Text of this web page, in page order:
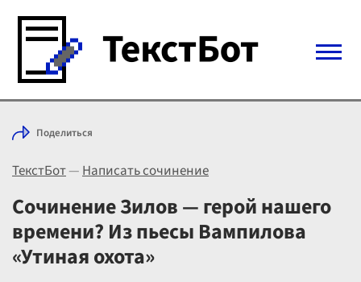
Войти с Telegram
Выбрать режим
Цены
Поделиться
ТекстБот—Написать сочинение
Сочинение Зилов — герой нашего
времени? Из пьесы Вампилова
«Утиная охота»